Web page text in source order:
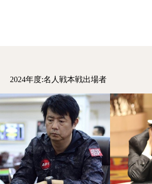
2024年度:名人戦本戦出場者